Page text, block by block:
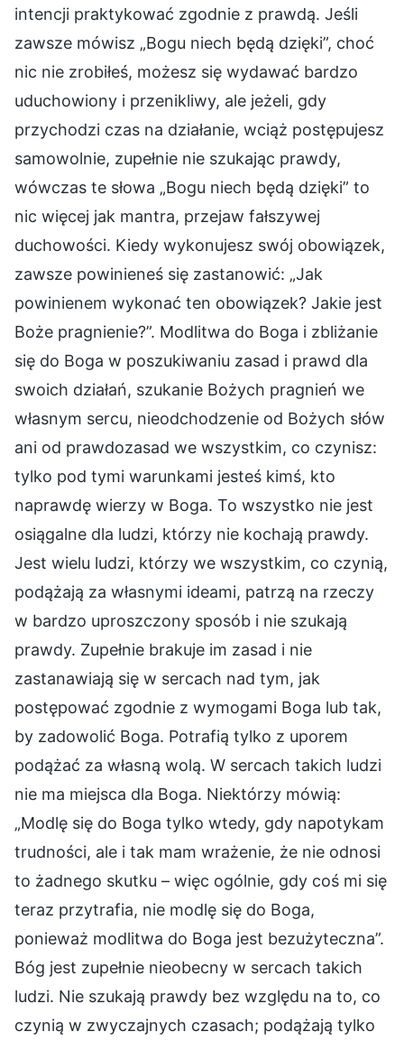
intencji praktykować zgodnie z prawdą. Jeśli
zawsze mówisz „Bogu niech będą dzięki”, choć
nic nie zrobiłeś, możesz się wydawać bardzo
uduchowiony i przenikliwy, ale jeżeli, gdy
przychodzi czas na działanie, wciąż postępujesz
samowolnie, zupełnie nie szukając prawdy,
wówczas te słowa „Bogu niech będą dzięki” to
nic więcej jak mantra, przejaw fałszywej
duchowości. Kiedy wykonujesz swój obowiązek,
zawsze powinieneś się zastanowić: „Jak
powinienem wykonać ten obowiązek? Jakie jest
Boże pragnienie?”. Modlitwa do Boga i zbliżanie
się do Boga w poszukiwaniu zasad i prawd dla
swoich działań, szukanie Bożych pragnień we
własnym sercu, nieodchodzenie od Bożych słów
ani od prawdozasad we wszystkim, co czynisz:
tylko pod tymi warunkami jesteś kimś, kto
naprawdę wierzy w Boga. To wszystko nie jest
osiągalne dla ludzi, którzy nie kochają prawdy.
Jest wielu ludzi, którzy we wszystkim, co czynią,
podążają za własnymi ideami, patrzą na rzeczy
w bardzo uproszczony sposób i nie szukają
prawdy. Zupełnie brakuje im zasad i nie
zastanawiają się w sercach nad tym, jak
postępować zgodnie z wymogami Boga lub tak,
by zadowolić Boga. Potrafią tylko z uporem
podążać za własną wolą. W sercach takich ludzi
nie ma miejsca dla Boga. Niektórzy mówią:
„Modlę się do Boga tylko wtedy, gdy napotykam
trudności, ale i tak mam wrażenie, że nie odnosi
to żadnego skutku – więc ogólnie, gdy coś mi się
teraz przytrafia, nie modlę się do Boga,
ponieważ modlitwa do Boga jest bezużyteczna”.
Bóg jest zupełnie nieobecny w sercach takich
ludzi. Nie szukają prawdy bez względu na to, co
czynią w zwyczajnych czasach; podążają tylko